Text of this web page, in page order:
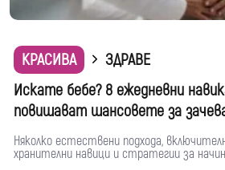
КРАСИВА
ЗДРАВЕ
Искате бебе? 8 ежедневни
повишават шансовете за
Няколко естествени подхода,
хранителни навици и стратегии за